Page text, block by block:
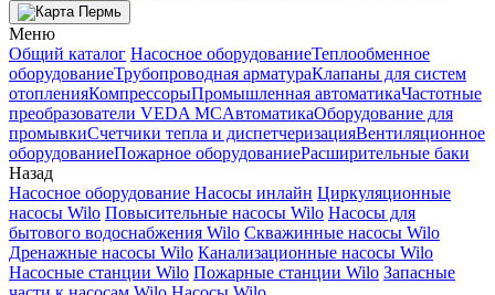
Пермь
Меню
Общий каталог Насосное оборудованиеТеплообменное
оборудованиеТрубопроводная арматураКлапаны для систем
отопленияКомпрессорыПромышленная автоматикаЧастотные
преобразователи VEDA MCАвтоматикаОборудование для
промывкиСчетчики тепла и диспетчеризацияВентиляционное
оборудованиеПожарное оборудованиеРасширительные баки
Назад
Насосное оборудование Насосы инлайн Циркуляционные
насосы Wilo Повысительные насосы Wilo Насосы для
бытового водоснабжения Wilo Скважинные насосы Wilo
Дренажные насосы Wilo Канализационные насосы Wilo
Насосные станции Wilo Пожарные станции Wilo Запасные